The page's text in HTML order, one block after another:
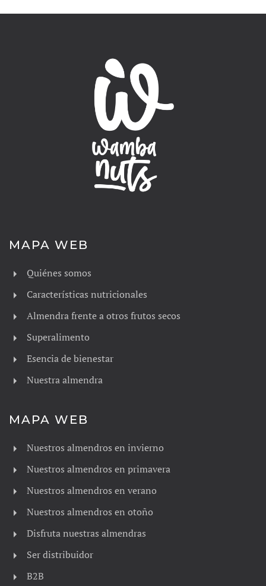
MAPA WEB
Quiénes somos
Características nutricionales
Almendra frente a otros frutos secos
Superalimento
Esencia de bienestar
Nuestra almendra
MAPA WEB
Nuestros almendros en invierno
Nuestros almendros en primavera
Nuestros almendros en verano
Nuestros almendros en otoño
Disfruta nuestras almendras
Ser distribuidor
B2B